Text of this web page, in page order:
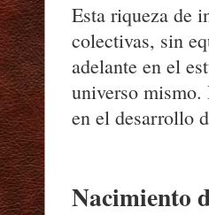
Esta riqueza de
colectivas, sin
adelante en el
universo mismo.
en el desarrollo
Nacimiento